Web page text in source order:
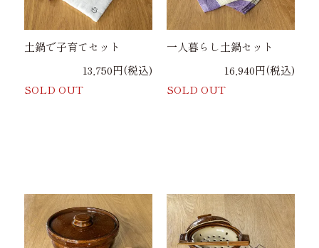
土鍋で子育てセット
13,750円(税込)
SOLD OUT
一人暮らし土鍋セット
16,940円(税込)
SOLD OUT